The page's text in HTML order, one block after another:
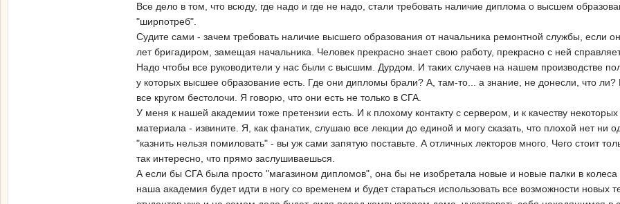
Все дело в том, что всюду, где надо и где не надо, стали требовать наличие диплома о высшем
"ширпотреб".
Судите сами - зачем требовать наличие высшего образования от начальника ремонтной службы, если
лет бригадиром, замещая начальника. Человек прекрасно знает свою работу, прекрасно с ней
Надо чтобы все руководители у нас были с высшим. Дурдом. И таких случаев на нашем производстве
у которых высшее образование есть. Где они дипломы брали? А, там-то... а знание, не донесли, что
все кругом бестолочи. Я говорю, что они есть не только в СГА.
У меня к нашей академии тоже претензии есть. И к плохому контакту с сервером, и к качеству
материала - извините. Я, как фанатик, слушаю все лекции до единой и могу сказать, что плохой нет
"казнить нельзя помиловать" - вы уж сами запятую поставьте. А отличных лекторов много. Чего стоит
так интересно, что прямо заслушиваешься.
А если бы СГА была просто "магазином дипломов", она бы не изобретала новые и новые палки в
наша академия будет идти в ногу со временем и будет стараться использовать все возможности